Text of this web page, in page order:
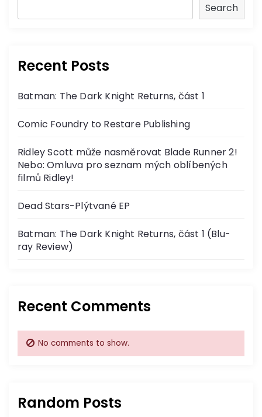
Search
Recent Posts
Batman: The Dark Knight Returns, část 1
Comic Foundry to Restare Publishing
Ridley Scott může nasměrovat Blade Runner 2!
Nebo: Omluva pro seznam mých oblíbených
filmů Ridley!
Dead Stars-Plýtvané EP
Batman: The Dark Knight Returns, část 1 (Blu-
ray Review)
Recent Comments
No comments to show.
Random Posts